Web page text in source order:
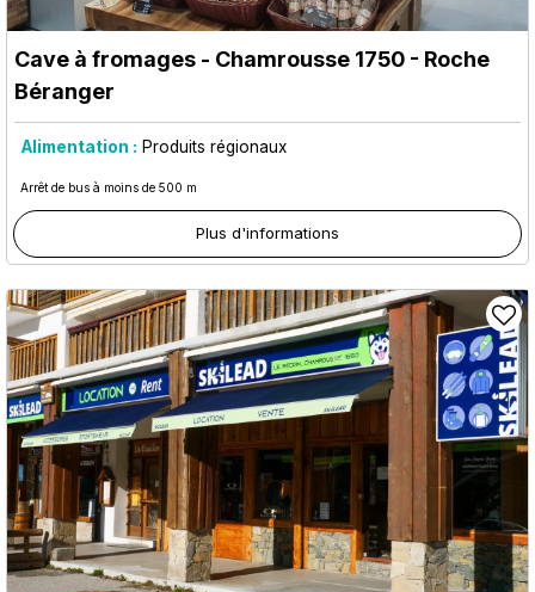
Cave à fromages - Chamrousse 1750 - Roche
Béranger
Alimentation : Produits régionaux
Arrêt de bus à moins de 500 m
Plus d'informations